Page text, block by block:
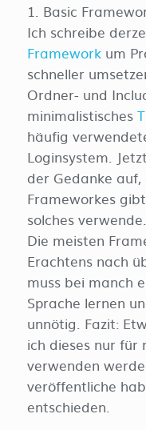
1. Basic
Ich schreibe
Framework um
schneller
Ordner- und
minimalistisches
häufig
Loginsystem.
der Gedanke auf,
Frameworkes
solches
Die meisten
Erachtens nach
muss bei manch
Sprache lernen
unnötig. Fazit:
ich dieses nur für
verwenden
veröffentliche
entschieden.